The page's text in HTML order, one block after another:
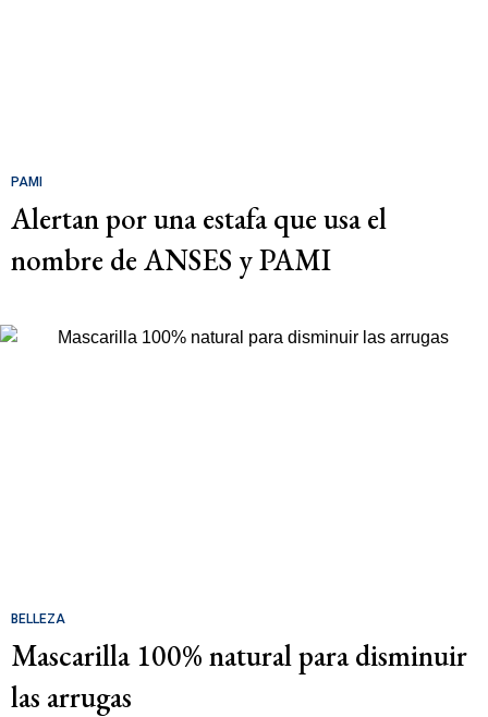
PAMI
Alertan por una estafa que usa el
nombre de ANSES y PAMI
BELLEZA
Mascarilla 100% natural para disminuir
las arrugas